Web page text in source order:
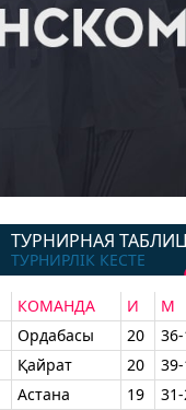
ТУРНИРНАЯ
ТУРНИРЛІК КЕСТЕ
КОМАНДА И М
Ордабасы 20
Қайрат 20
Астана 19